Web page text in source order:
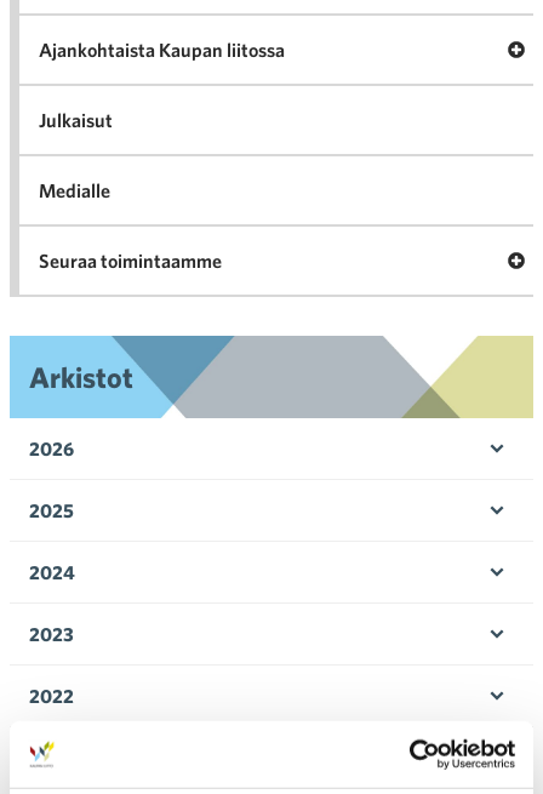
Ajankohtaista Kaupan liitossa
Julkaisut
Medialle
Seuraa toimintaamme
Arkistot
2026
2025
2024
2023
2022
2021